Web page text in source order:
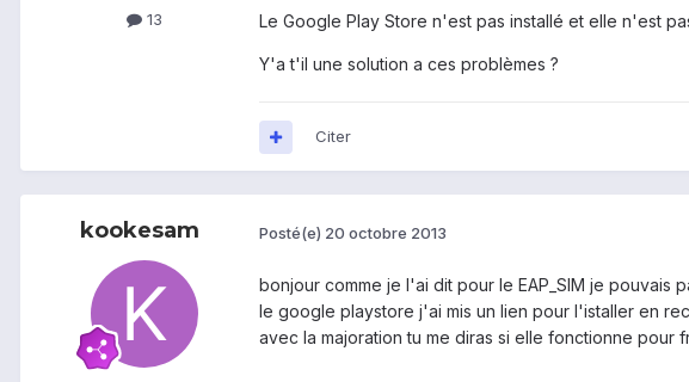
13 Le Google Play Store n'est pas installé et elle n'est
Y'a t'il une solution a ces problèmes ?
Citer
kookesam Posté(e) 20 octobre 2013
bonjour comme je l'ai dit pour le EAP_SIM je
le google playstore j'ai mis un lien pour l'istaller en
avec la majoration tu me diras si elle fonctionne pour